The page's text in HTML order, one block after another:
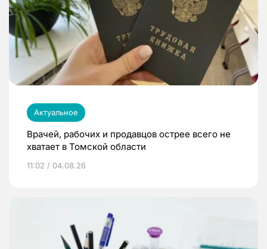
Актуальное
Врачей, рабочих и продавцов острее всего не
хватает в Томской области
11:02 / 04.08.26